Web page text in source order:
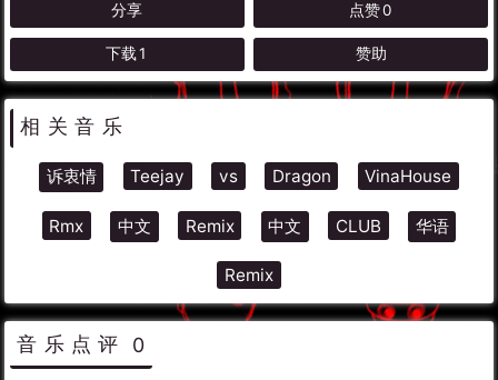
分享 点赞0
下载 1 赞助
相关音乐
诉衷情 Teejay vs Dragon VinaHouse
Rmx 中文 Remix 中文 CLUB 华语
Remix
音乐点评 0